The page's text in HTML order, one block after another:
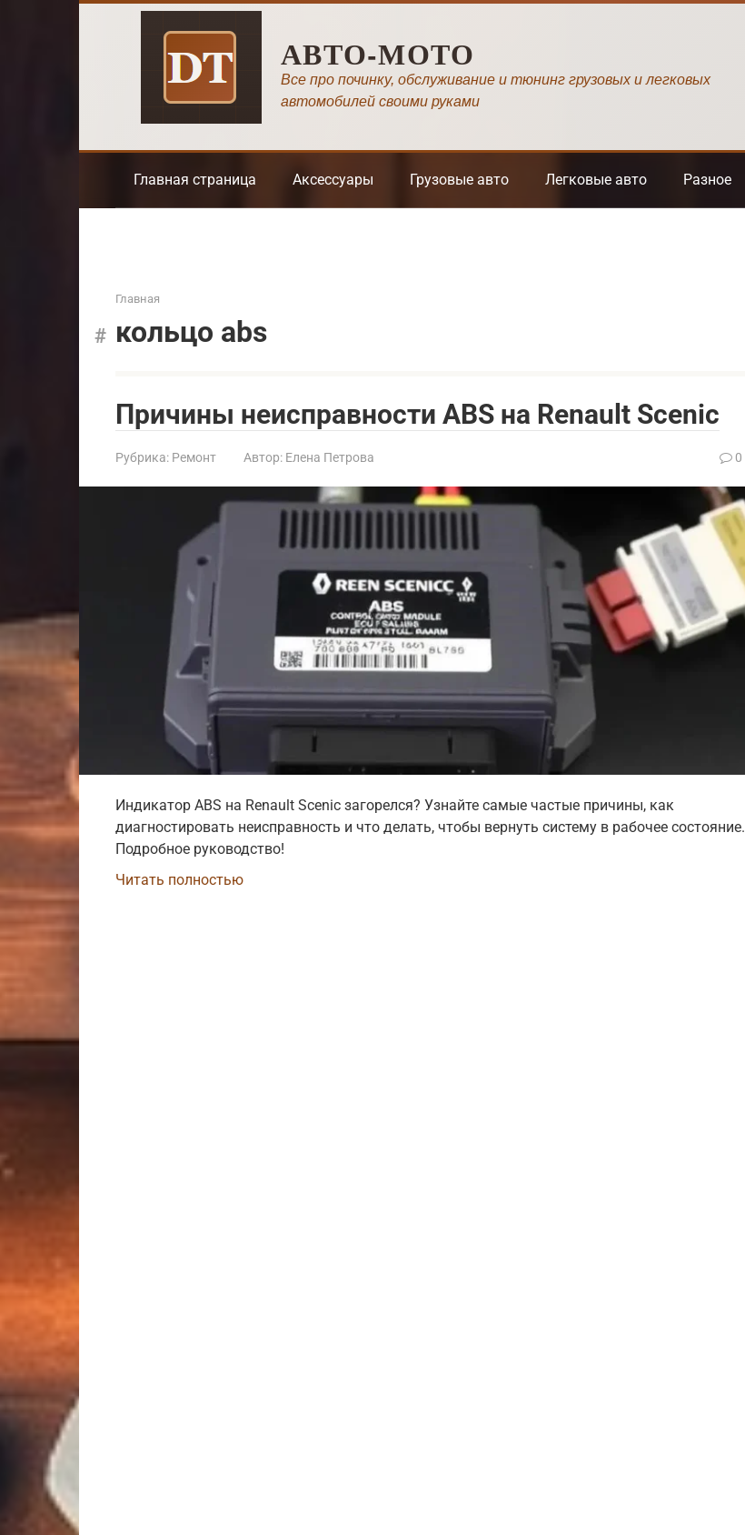
АВТО-МОТО
Все про починку, обслуживание и тюнинг грузовых и легковых
автомобилей своими руками
Главная страница Аксессуары Грузовые авто Легковые авто Разное
Главная
кольцо abs
Причины неисправности ABS на Renault Scenic
Рубрика: Ремонт Автор: Елена Петрова 0
Индикатор ABS на Renault Scenic загорелся? Узнайте самые частые причины, как
диагностировать неисправность и что делать, чтобы вернуть систему в рабочее состояние.
Подробное руководство!
Читать полностью